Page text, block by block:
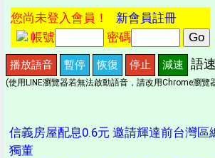
您尚未登入會員！ 新會員註冊
帳號
密碼
播放語音 暫停 恢復 停止 減速 語
(使用LINE瀏覽器若無法啟動語音，請改用Chrome瀏覽
信義房屋配息0.6元 邀請輝達前台灣區
獨董